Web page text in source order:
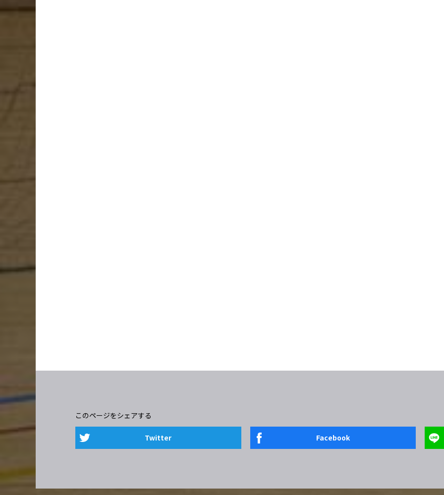
このページをシェアする
Twitter Facebook